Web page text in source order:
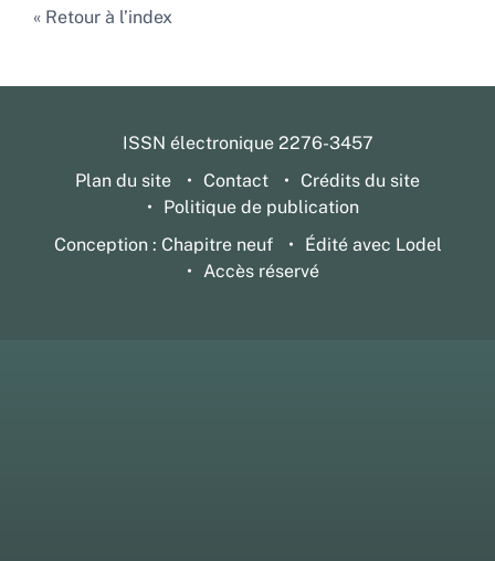
Retour à l’index
ISSN électronique 2276-3457
Plan du site
Contact
Crédits du site
Politique de publication
Conception : Chapitre neuf
Édité avec Lodel
Accès réservé